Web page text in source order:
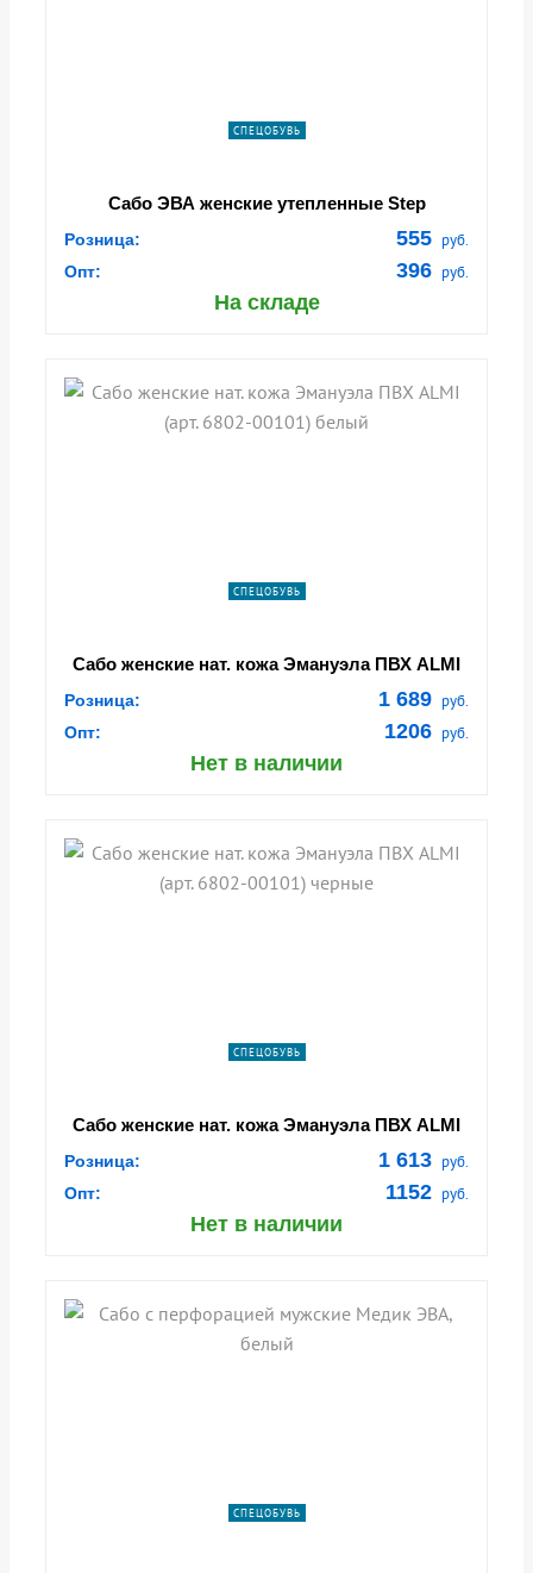
СПЕЦОБУВЬ
Сабо ЭВА женские утепленные Step
Розница: 555 руб.
Опт: 396 руб.
На складе
СПЕЦОБУВЬ
Сабо женские нат. кожа Эмануэла ПВХ ALMI
Розница: 1 689 руб.
Опт: 1206 руб.
Нет в наличии
СПЕЦОБУВЬ
Сабо женские нат. кожа Эмануэла ПВХ ALMI
Розница: 1 613 руб.
Опт: 1152 руб.
Нет в наличии
СПЕЦОБУВЬ